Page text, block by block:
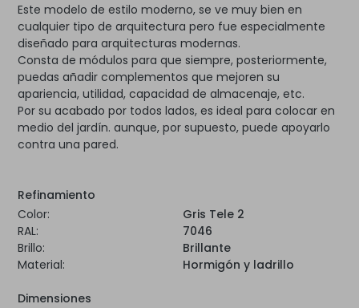
Este modelo de estilo moderno, se ve muy bien en
cualquier tipo de arquitectura pero fue especialmente
diseñado para arquitecturas modernas.
Consta de módulos para que siempre, posteriormente,
puedas añadir complementos que mejoren su
apariencia, utilidad, capacidad de almacenaje, etc.
Por su acabado por todos lados, es ideal para colocar en
medio del jardín. aunque, por supuesto, puede apoyarlo
contra una pared.
Refinamiento
Color:
Gris Tele 2
RAL:
7046
Brillo:
Brillante
Material:
Hormigón y ladrillo
Dimensiones